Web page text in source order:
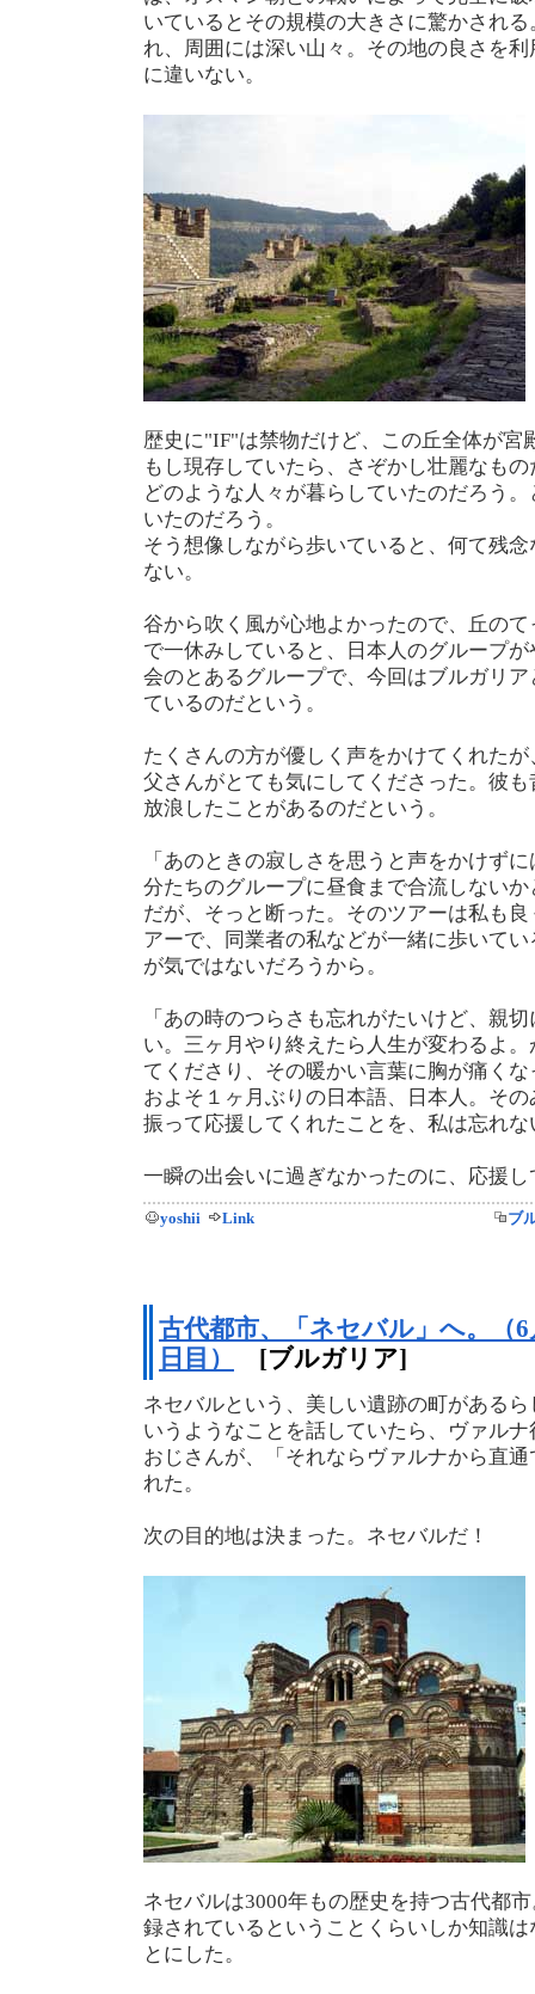
いているとその規模の大きさに驚かされ
れ、周囲には深い山々。その地の良さを
に違いない。
歴史に"IF"は禁物だけど、この丘全体が宮
もし現存していたら、さぞかし壮麗なも
どのような人々が暮らしていたのだろう
いたのだろう。
そう想像しながら歩いていると、何て残
ない。
谷から吹く風が心地よかったので、丘の
で一休みしていると、日本人のグループ
会のとあるグループで、今回はブルガリ
ているのだという。
たくさんの方が優しく声をかけてくれた
父さんがとても気にしてくださった。彼
放浪したことがあるのだという。
「あのときの寂しさを思うと声をかけず
分たちのグループに昼食まで合流しない
だが、そっと断った。そのツアーは私も
アーで、同業者の私などが一緒に歩いて
が気ではないだろうから。
「あの時のつらさも忘れがたいけど、親
い。三ヶ月やり終えたら人生が変わるよ
てくださり、その暖かい言葉に胸が痛く
およそ１ヶ月ぶりの日本語、日本人。そ
振って応援してくれたことを、私は忘れな
一瞬の出会いに過ぎなかったのに、応援
yoshii Link ブ
古代都市、「ネセバル」へ。（
日目）
[ブルガリア]
ネセバルという、美しい遺跡の町がある
いうようなことを話していたら、ヴァル
おじさんが、「それならヴァルナから直
れた。
次の目的地は決まった。ネセバルだ！
ネセバルは3000年もの歴史を持つ古代都
録されているということくらいしか知識
とにした。